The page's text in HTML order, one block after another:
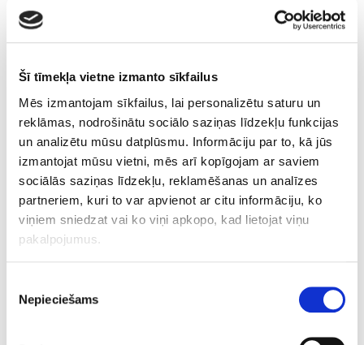
Šī tīmekļa vietne izmanto sīkfailus
Mēs izmantojam sīkfailus, lai personalizētu saturu un
reklāmas, nodrošinātu sociālo saziņas līdzekļu funkcijas
un analizētu mūsu datplūsmu. Informāciju par to, kā jūs
izmantojat mūsu vietni, mēs arī kopīgojam ar saviem
sociālās saziņas līdzekļu, reklamēšanas un analīzes
partneriem, kuri to var apvienot ar citu informāciju, ko
viņiem sniedzat vai ko viņi apkopo, kad lietojat viņu
pakalpojumus.
izvēle
Nepieciešams
Pamatojoties uz izpētē iegūto rezultātu, speciālists
sagatavo atzinumu, kas tiek izstrādāts atbilstoši
Psihologu likuma 13. panta otrajā daļā noteiktajām
prasībām.
Psiholoģisko izpēti veic klīniskais un
veselības psihologsZane Jankovska.
Uzziniet vairāk un piesakieties!
E-pasts:info@antiaging.lv
Tālr.: +371 25418181, +371 67847718